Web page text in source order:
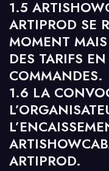
1.5
ARTIPROD SE
MOMENT MAIS
DES TARIFS
COMMANDES.
1.6 LA
ARTIPROD.